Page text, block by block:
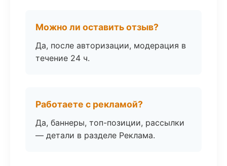
Можно ли оставить отзыв?
Да, после авторизации, модерация в
течение 24 ч.
Работаете с рекламой?
Да, баннеры, топ-позиции, рассылки
— детали в разделе Реклама.